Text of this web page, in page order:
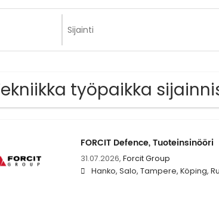
työpaikka
FORCIT Defence, Tuoteinsinööri
31.07.2026, Forcit Group
Hanko, Salo, Tampere, Köping,